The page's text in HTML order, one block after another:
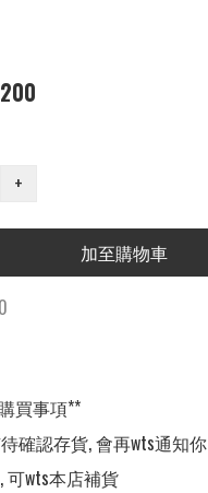
+
加至購物車
買事項**
確認存貨, 會再wts通知你
可wts本店補貨